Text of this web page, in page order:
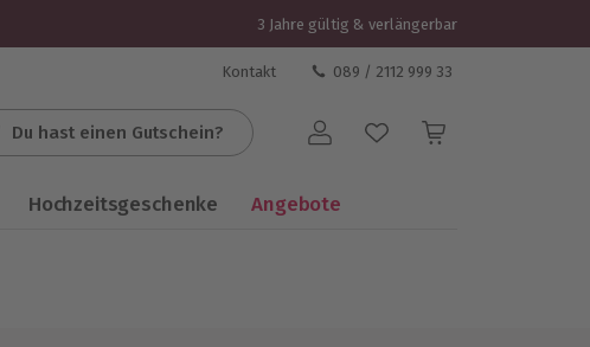
3 Jahre gültig & verlängerbar
Kontakt 089 / 2112 999 33
Du hast einen Gutschein? Benutzerkonto
Hochzeitsgeschenke Angebote